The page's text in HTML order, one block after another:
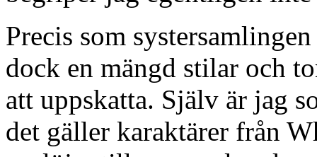
Precis som
dock en mängd stilar och
att uppskatta. Själv är jag
det gäller karaktärer från